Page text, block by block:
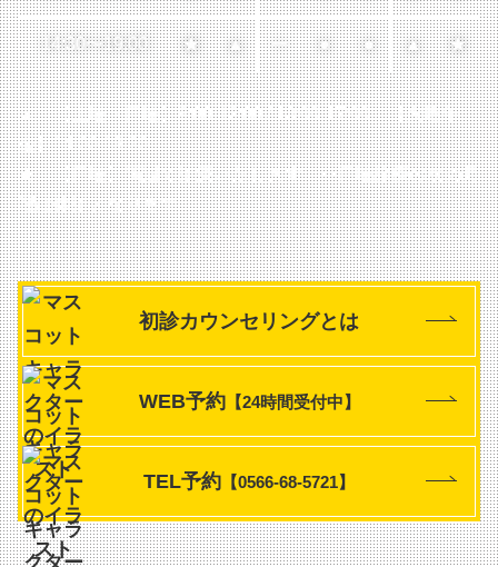
14:30〜19:00 ★ ▲ ー ● ● ▲ ★
▲…【土曜・日曜】9:00-12:00 / 13:00-17:00【火曜午
後】14:00-18:30
★…【日曜】隔週で診療いたします※日曜診療の次の月
曜は休診となります
初診カウンセリングとは
WEB予約【24時間受付中】
TEL予約 【0566-68-5721】